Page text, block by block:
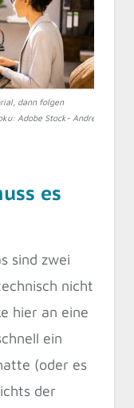
dann folgen
Adobe Stock- Andrey
es
sind zwei
nicht
hier an eine
ein
(oder es
der